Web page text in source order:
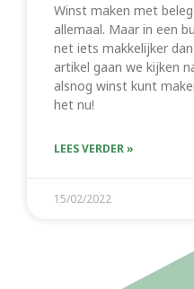
Winst maken met
allemaal. Maar in een
net iets makkelijker
artikel gaan we kijken
alsnog winst kunt
het nu!
LEES VERDER »
15/02/2022